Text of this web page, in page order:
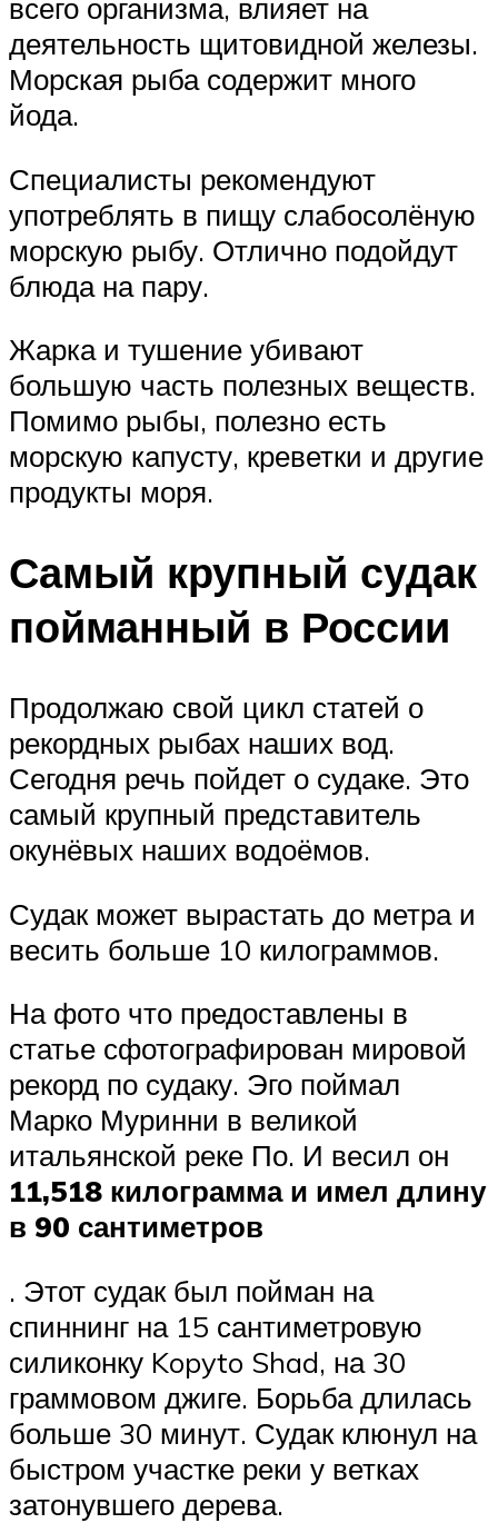
всего организма, влияет на
деятельность щитовидной железы.
Морская рыба содержит много
йода.
Специалисты рекомендуют
употреблять в пищу слабосолёную
морскую рыбу. Отлично подойдут
блюда на пару.
Жарка и тушение убивают
большую часть полезных веществ.
Помимо рыбы, полезно есть
морскую капусту, креветки и другие
продукты моря.
Самый крупный судак
пойманный в России
Продолжаю свой цикл статей о
рекордных рыбах наших вод.
Сегодня речь пойдет о судаке. Это
самый крупный представитель
окунёвых наших водоёмов.
Судак может вырастать до метра и
весить больше 10 килограммов.
На фото что предоставлены в
статье сфотографирован мировой
рекорд по судаку. Эго поймал
Марко Муринни в великой
итальянской реке По. И весил он
11,518 килограмма и имел длину
в 90 сантиметров
. Этот судак был пойман на
спиннинг на 15 сантиметровую
силиконку Kopyto Shad, на 30
граммовом джиге. Борьба длилась
больше 30 минут. Судак клюнул на
быстром участке реки у ветках
затонувшего дерева.